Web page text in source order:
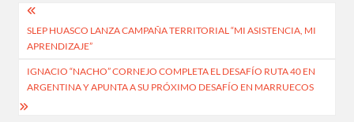
Navegación
de
entradas
SLEP HUASCO LANZA CAMPAÑA TERRITORIAL “MI ASISTENCIA, MI
APRENDIZAJE”
IGNACIO “NACHO” CORNEJO COMPLETA EL DESAFÍO RUTA 40 EN
ARGENTINA Y APUNTA A SU PRÓXIMO DESAFÍO EN MARRUECOS